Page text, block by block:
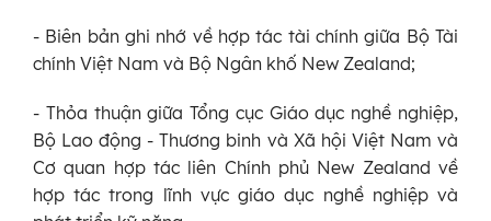
- Biên bản ghi nhớ về hợp tác tài chính giữa Bộ Tài
chính Việt Nam và Bộ Ngân khố New Zealand;
- Thỏa thuận giữa Tổng cục Giáo dục nghề nghiệp,
Bộ Lao động - Thương binh và Xã hội Việt Nam và
Cơ quan hợp tác liên Chính phủ New Zealand về
hợp tác trong lĩnh vực giáo dục nghề nghiệp và